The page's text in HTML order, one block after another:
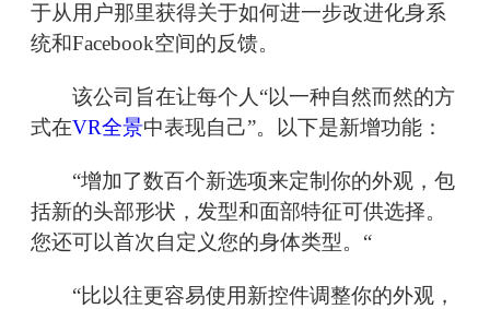
于从用户那里获得关于如何进一步改进化身系
统和Facebook空间的反馈。
该公司旨在让每个人“以一种自然而然的方
式在VR全景中表现自己”。以下是新增功能：
“增加了数百个新选项来定制你的外观，包
括新的头部形状，发型和面部特征可供选择。
您还可以首次自定义您的身体类型。“
“比以往更容易使用新控件调整你的外观，